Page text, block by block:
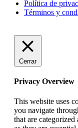
Política de
Términos y
Cerrar
Privacy Overview
This website uses
you navigate
that are categorized